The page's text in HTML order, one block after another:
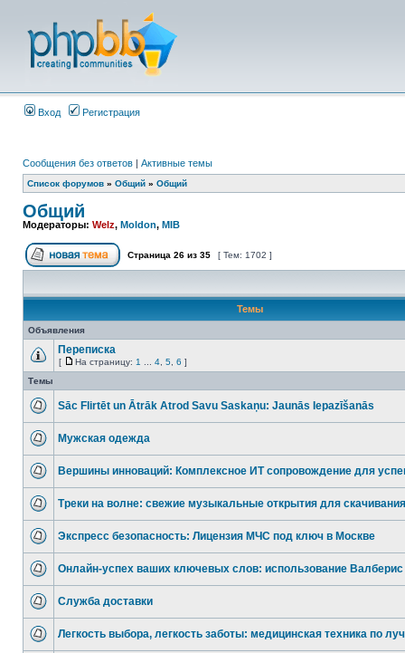
Вход Регистрация
Сообщения без ответов | Активные темы
Список форумов » Общий » Общий
Общий
Модераторы: Welz, Moldon, MIB
Страница 26 из 35 [ Тем: 1702 ]
Темы
Объявления
Переписка
[ На страницу: 1 4 5 6 ]
Темы
Sāc Flirtēt un Ātrāk Atrod Savu Saskaņu: Jaunās Iepazīšanās
Мужская одежда
Вершины инноваций: Комплексное ИТ сопровождение для
Треки на волне: свежие музыкальные открытия для скачивания
Экспресс безопасность: Лицензия МЧС под ключ в Москве
Онлайн-успех ваших ключевых слов: использование
Служба доставки
Легкость выбора, легкость заботы: медицинская техника по луч